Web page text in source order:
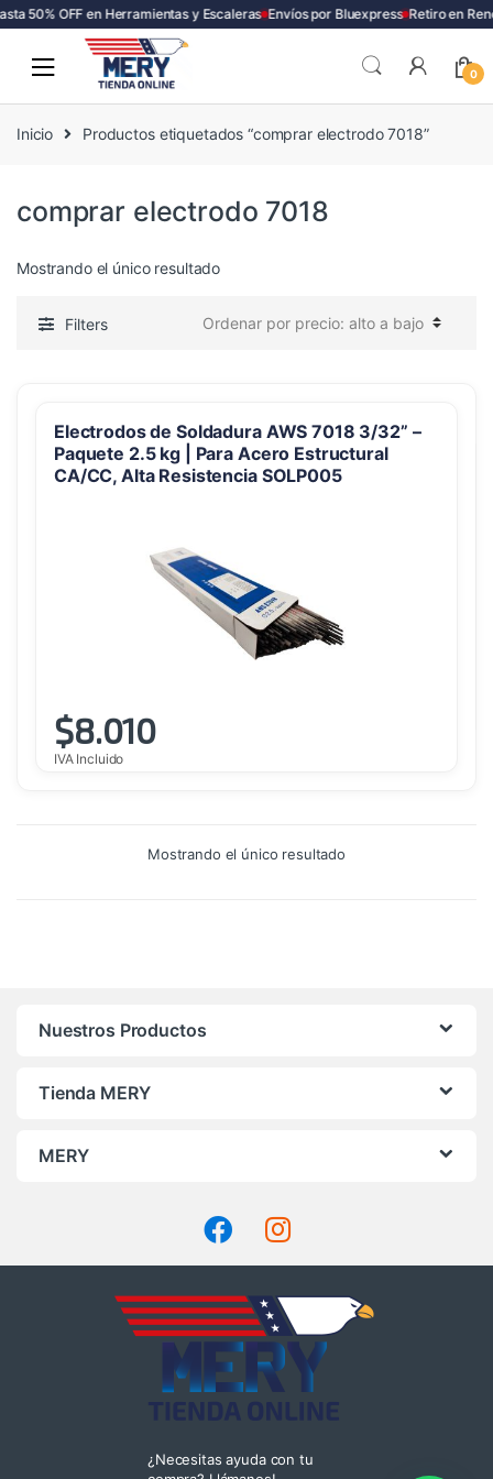
50% OFF en Herramientas y Escaleras Envíos por Bluexpress Retiro en
0
Inicio Productos etiquetados “comprar electrodo 7018”
comprar electrodo 7018
Mostrando el único resultado
Filters
Electrodos de Soldadura AWS 7018 3/32” –
Paquete 2.5 kg | Para Acero Estructural
CA/CC, Alta Resistencia SOLP005
$8.010
IVA Incluido
Mostrando el único resultado
Nuestros Productos
Tienda MERY
MERY
¿Necesitas ayuda con tu